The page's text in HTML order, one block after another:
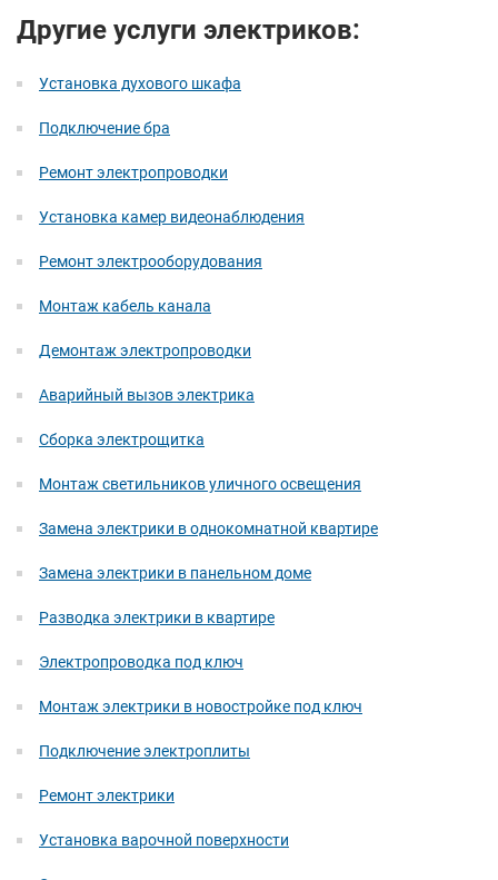
Другие услуги электриков:
Установка духового шкафа
Подключение бра
Ремонт электропроводки
Установка камер видеонаблюдения
Ремонт электрооборудования
Монтаж кабель канала
Демонтаж электропроводки
Аварийный вызов электрика
Сборка электрощитка
Монтаж светильников уличного освещения
Замена электрики в однокомнатной квартире
Замена электрики в панельном доме
Разводка электрики в квартире
Электропроводка под ключ
Монтаж электрики в новостройке под ключ
Подключение электроплиты
Ремонт электрики
Установка варочной поверхности